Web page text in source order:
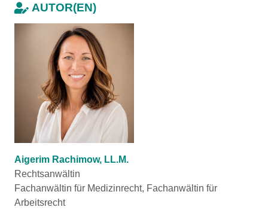
AUTOR(EN)
Aigerim Rachimow, LL.M.
Rechtsanwältin
Fachanwältin für Medizinrecht, Fachanwältin für
Arbeitsrecht